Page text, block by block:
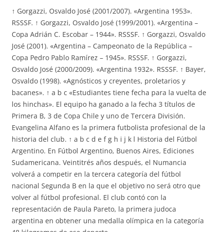
↑ Gorgazzi, Osvaldo José (2001/2007). «Argentina 1953».
RSSSF. ↑ Gorgazzi, Osvaldo José (1999/2001). «Argentina –
Copa Adrián C. Escobar – 1944». RSSSF. ↑ Gorgazzi, Osvaldo
José (2001). «Argentina – Campeonato de la República –
Copa Pedro Pablo Ramírez – 1945». RSSSF. ↑ Gorgazzi,
Osvaldo José (2000/2009). «Argentina 1932». RSSSF. ↑ Bayer,
Osvaldo (1998). «Agnósticos y creyentes, proletarios y
bacanes». ↑ a b c «Estudiantes tiene fecha para la vuelta de
los hinchas». El equipo ha ganado a la fecha 3 títulos de
Primera B, 3 de Copa Chile y uno de Tercera División.
Evangelina Alfano es la primera futbolista profesional de la
historia del club. ↑ a b c d e f g h i j k l Historia del Fútbol
Argentino. En Fútbol Argentino, Buenos Aires, Ediciones
Sudamericana. Veintitrés años después, el Numancia
volverá a competir en la tercera categoría del fútbol
nacional Segunda B en la que el objetivo no será otro que
volver al fútbol profesional. El club contó con la
representación de Paula Pareto, la primera judoca
argentina en obtener una medalla olímpica en la categoría